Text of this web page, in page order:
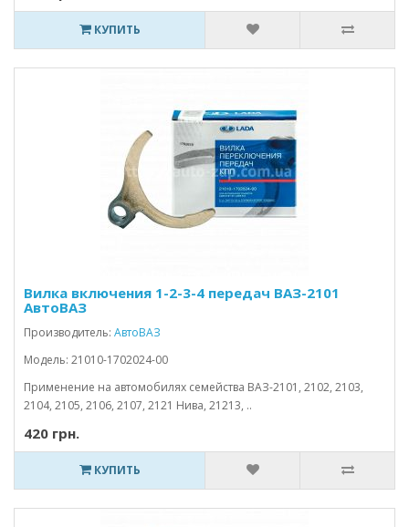
КУПИТЬ
Вилка включения 1-2-3-4 передач ВАЗ-2101
АвтоВАЗ
Производитель: АвтоВАЗ
Модель: 21010-1702024-00
Применение на автомобилях семейства ВАЗ-2101, 2102, 2103,
2104, 2105, 2106, 2107, 2121 Нива, 21213, ..
420 грн.
КУПИТЬ